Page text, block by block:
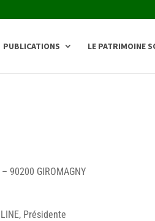
PUBLICATIONS LE PATRIMOINE
90200 GIROMAGNY
Présidente